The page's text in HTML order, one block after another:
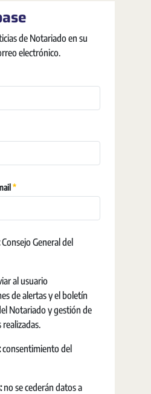
de Notariado en su
electrónico.
Requerido
Consejo General del
al usuario
de alertas y el boletín
Notariado y gestión de
realizadas.
consentimiento del
no se cederán datos a